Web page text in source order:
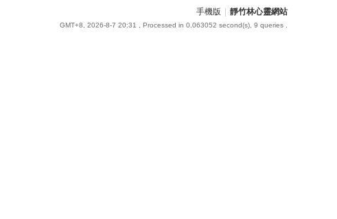
手機版 靜竹林心靈網站
GMT+8, 2026-8-7 20:31 , Processed in 0.063052 second(s), 9 queries .